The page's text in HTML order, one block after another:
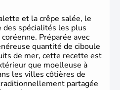
et la crêpe salée, le
des spécialités les plus
Préparée avec
quantité de ciboule
de mer, cette recette est
que moelleuse à
les villes côtières de
partagée